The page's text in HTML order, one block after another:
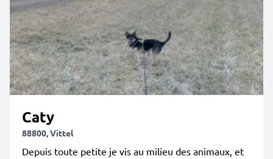
Caty
88800, Vittel
Depuis toute petite je vis au milieu des animaux, et